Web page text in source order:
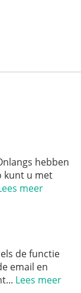
hebben
kunt u met
meer
de functie
email en
Lees meer